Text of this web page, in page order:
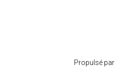
Propulsé par